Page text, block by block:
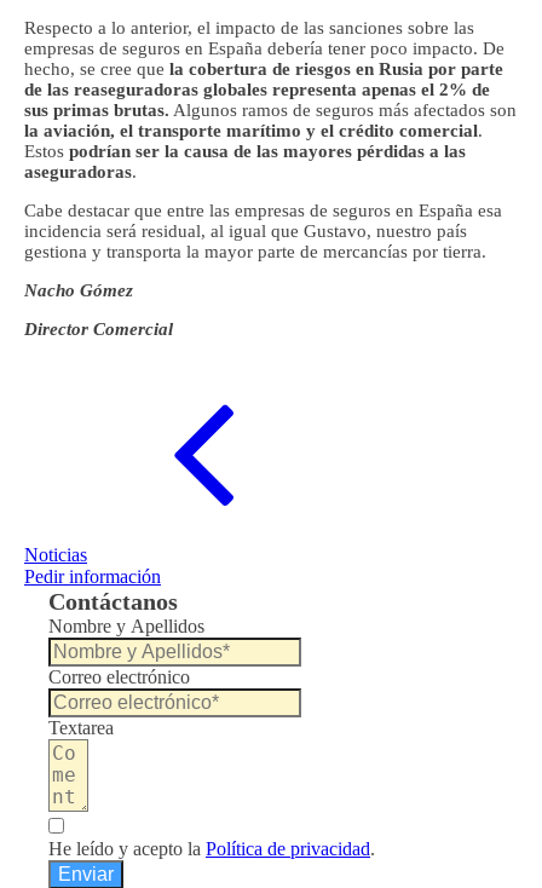
Respecto a lo anterior, el impacto de las sanciones sobre las
empresas de seguros en España debería tener poco impacto. De
hecho, se cree que la cobertura de riesgos en Rusia por parte
de las reaseguradoras globales representa apenas el 2% de
sus primas brutas. Algunos ramos de seguros más afectados son
la aviación, el transporte marítimo y el crédito comercial.
Estos podrían ser la causa de las mayores pérdidas a las
aseguradoras.
Cabe destacar que entre las empresas de seguros en España esa
incidencia será residual, al igual que Gustavo, nuestro país
gestiona y transporta la mayor parte de mercancías por tierra.
Nacho Gómez
Director Comercial
Noticias
Pedir información
Contáctanos
Nombre y Apellidos
Correo electrónico
Textarea
He leído y acepto la Política de privacidad.
Enviar